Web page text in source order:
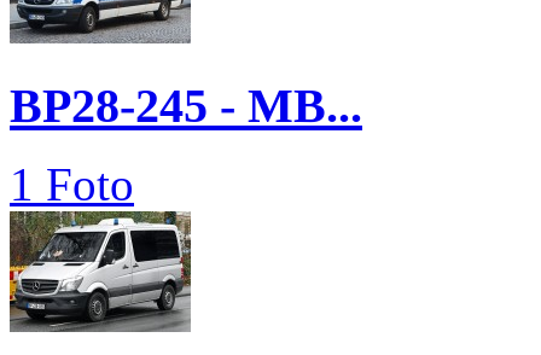
BP28-245 - MB...
1 Foto